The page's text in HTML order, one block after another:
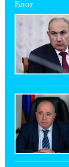
В
imID
будет уже поздно
Блог